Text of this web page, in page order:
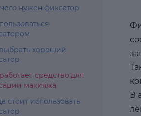
нужен фиксатор
хороший
средство для
макияжа
стоит использовать
В